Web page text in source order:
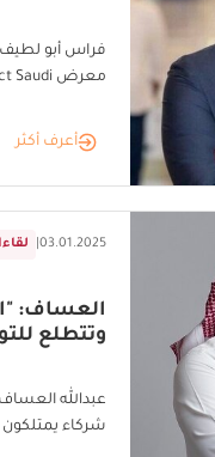
فراس أبو
معرض Big 5 Construct Saudi
أعرف أكثر
03.01.2025
العساف:
وتتطلع
عبدالله
شركاء يمتلكون